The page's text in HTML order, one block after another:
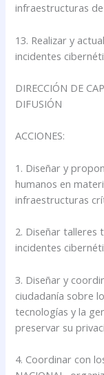
infraestructuras
13. Realizar y
incidentes
DIRECCIÓN DE
DIFUSIÓN
ACCIONES:
1. Diseñar y
humanos en
infraestructuras
2. Diseñar talleres
incidentes
3. Diseñar y
ciudadanía sobre
tecnologías y la
preservar su
4. Coordinar con